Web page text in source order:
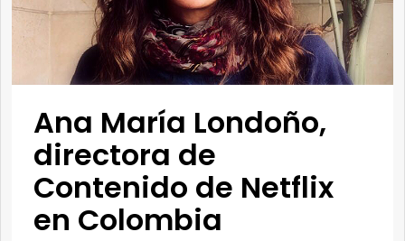
Ana María Londoño,
directora de
Contenido de Netflix
en Colombia